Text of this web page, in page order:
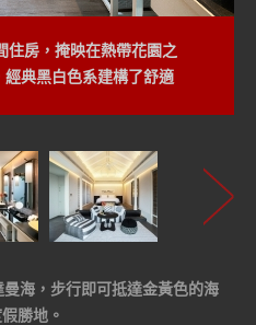
住房，掩映在熱帶花園之
經典黑白色系建構了舒適
海，步行即可抵達金黃色的海
勝地。